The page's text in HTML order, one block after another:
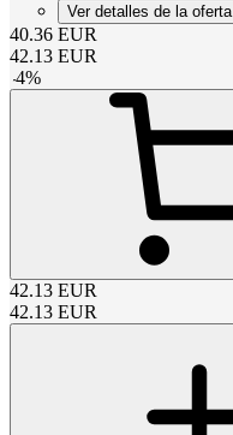
Ver detalles de la oferta
40.36 EUR
42.13 EUR
-4%
42.13 EUR
42.13 EUR